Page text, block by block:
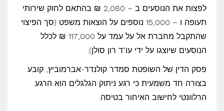
לפצות את הנוסעים ב – 2,080 ₪ בהתאם לחוק שירותי
תעופה ו – 15,000 נוספים על הוצאות משפט (סך הפיצוי
שהתקבל מחברת אל על עמד על 117,000 ₪ לכלל
הנוסעים שיוצגו על ידי עו"ד רון סולן).
פסק הדין של השופטת סמדר קולנדר-אברמוביץ, קובע
בצורה חד משמעית כי רגע ניתוק הגלגלים הוא הרגע
הרלוונטי לחישוב האיחור בטיסה.